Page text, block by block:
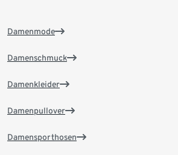
Damenmode
Damenschmuck
Damenkleider
Damenpullover
Damensporthosen